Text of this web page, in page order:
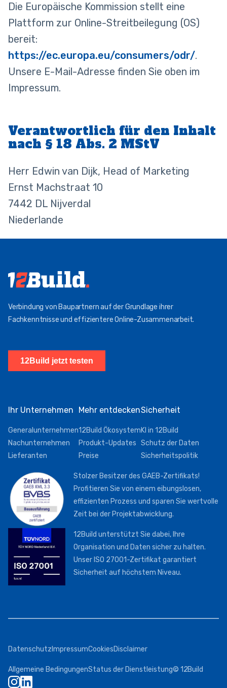
Die Europäische Kommission stellt eine
Plattform zur Online-Streitbeilegung (OS)
bereit:
https://ec.europa.eu/consumers/odr/.
Unsere E-Mail-Adresse finden Sie oben im
Impressum.
Verantwortlich für den Inhalt
nach § 18 Abs. 2 MStV
Herr Edwin van Dijk, Head of Marketing
Ernst Machstraat 10
7442 DL Nijverdal
Niederlande
Verbindung von Baupartnern auf der Grundlage ihrer
Fachkenntnisse und effizientere Online-Zusammenarbeit.
12Build jetzt testen
Ihr Unternehmen
Generalunternehmen
Nachunternehmen
Lieferanten
Mehr entdecken
12Build Ökosystem
Produkt-Updates
Preise
Sicherheit
KI in 12Build
Schutz der Daten
Sicherheitspolitik
Stolzer Besitzer des GAEB-Zertifikats!
Profitieren Sie von einem eibungslosen,
effizienten Prozess und sparen Sie wertvolle
Zeit bei der Projektabwicklung.
12Build unterstützt Sie dabei, Ihre
Organisation und Daten sicher zu halten.
Unser ISO 27001-Zertifikat garantiert
Sicherheit auf höchstem Niveau.
Datenschutz ImpressumCookiesDisclaimer
Allgemeine BedingungenStatus der Dienstleistung© 12Build